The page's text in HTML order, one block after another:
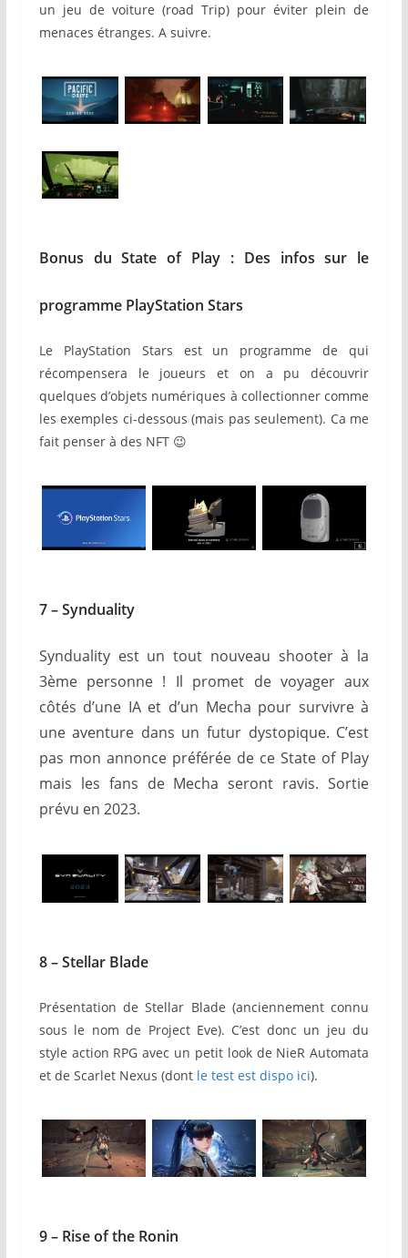
un jeu de voiture (road Trip) pour éviter plein de
menaces étranges. A suivre.
Bonus du State of Play : Des infos sur le
programme PlayStation Stars
Le PlayStation Stars est un programme de qui
récompensera le joueurs et on a pu découvrir
quelques d’objets numériques à collectionner comme
les exemples ci-dessous (mais pas seulement). Ca me
fait penser à des NFT 😉
7 – Synduality
Synduality est un tout nouveau shooter à la
3ème personne ! Il promet de voyager aux
côtés d’une IA et d’un Mecha pour survivre à
une aventure dans un futur dystopique. C’est
pas mon annonce préférée de ce State of Play
mais les fans de Mecha seront ravis. Sortie
prévu en 2023.
8 – Stellar Blade
Présentation deStellar Blade (anciennement connu
sous le nom de Project Eve). C’est donc un jeu du
style action RPG avec un petit look de NieR Automata
et de Scarlet Nexus (dont le test est dispo ici).
9 – Rise of the Ronin